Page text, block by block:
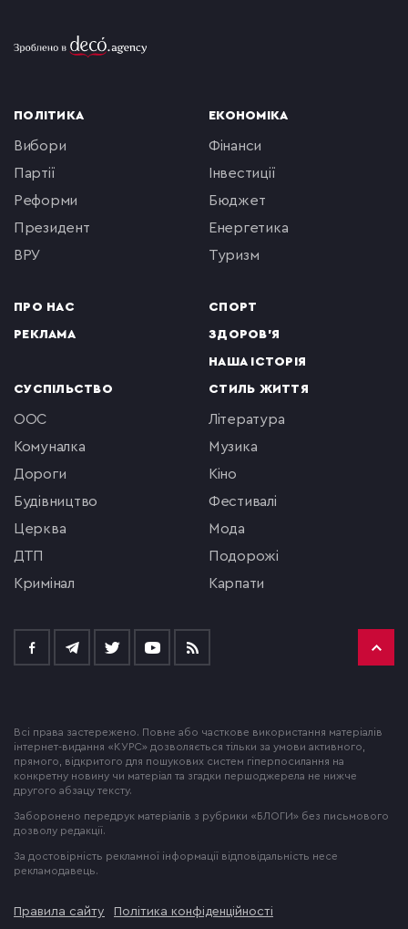
ПОЛІТИКА
вибори
партії
реформи
президент
ВРУ
ПРО НАС
РЕКЛАМА
ЕКОНОМІКА
фінанси
інвестиції
бюджет
енергетика
туризм
СПОРТ
ЗДОРОВ'Я
НАША ІСТОРІЯ
СУСПІЛЬСТВО
ООС
комуналка
Дороги
будівництво
церква
ДТП
кримінал
СТИЛЬ ЖИТТЯ
література
музика
кіно
фестивалі
мода
подорожі
Карпати
Всі права застережено. Повне або часткове використання матеріалів
інтернет-видання «КУРС» дозволяється тільки за умови активного,
прямого, відкритого для пошукових систем гіперпосилання на
конкретну новину чи матеріал та згадки першоджерела не нижче
другого абзацу тексту.
Заборонено передрук матеріалів з рубрики «БЛОГИ» без письмового
дозволу редакції.
За достовірність рекламної інформації відповідальність несе
рекламодавець.
Правила сайту Політика конфіденційності